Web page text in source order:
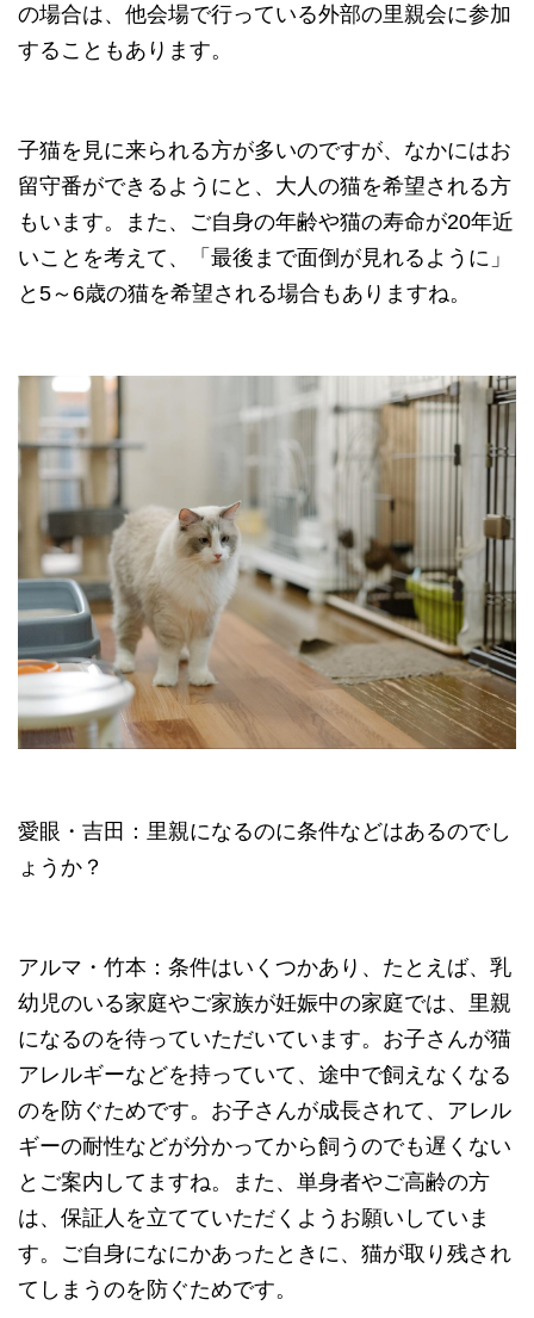
の場合は、他会場で行っている外部の里親会に参加
することもあります。
子猫を見に来られる方が多いのですが、なかにはお
留守番ができるようにと、大人の猫を希望される方
もいます。また、ご自身の年齢や猫の寿命が20年近
いことを考えて、「最後まで面倒が見れるように」
と5～6歳の猫を希望される場合もありますね。
愛眼・吉田：里親になるのに条件などはあるのでし
ょうか？
アルマ・竹本：条件はいくつかあり、たとえば、乳
幼児のいる家庭やご家族が妊娠中の家庭では、里親
になるのを待っていただいています。お子さんが猫
アレルギーなどを持っていて、途中で飼えなくなる
のを防ぐためです。お子さんが成長されて、アレル
ギーの耐性などが分かってから飼うのでも遅くない
とご案内してますね。また、単身者やご高齢の方
は、保証人を立てていただくようお願いしていま
す。ご自身になにかあったときに、猫が取り残され
てしまうのを防ぐためです。